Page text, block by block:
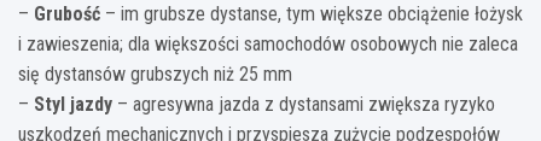
– Grubość – im grubsze dystanse, tym większe obciążenie łożysk
i zawieszenia; dla większości samochodów osobowych nie zaleca
się dystansów grubszych niż 25 mm
– Styl jazdy – agresywna jazda z dystansami zwiększa ryzyko
uszkodzeń mechanicznych i przyspiesza zużycie podzespołów